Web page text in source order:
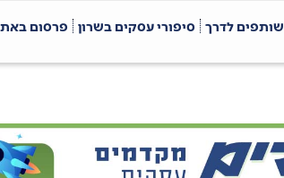
שותפים לדרך סיפורי עסקים בשרון פרסום